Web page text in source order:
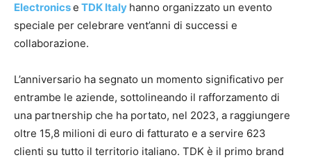
Electronicse TDK Italy hanno organizzato un evento
speciale per celebrare vent’anni di successi e
collaborazione.
L’anniversario ha segnato un momento significativo per
entrambe le aziende, sottolineando il rafforzamento di
una partnership che ha portato, nel 2023, a raggiungere
oltre 15,8 milioni di euro di fatturato e a servire 623
clienti su tutto il territorio italiano. TDK è il primo brand